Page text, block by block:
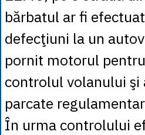
bărbatul ar fi
defecţiuni la un
pornit motorul
controlul volanului şi
parcate
În urma controlului